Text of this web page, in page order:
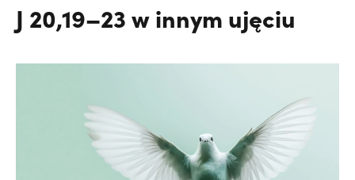
J 20,19–23 w innym ujęciu